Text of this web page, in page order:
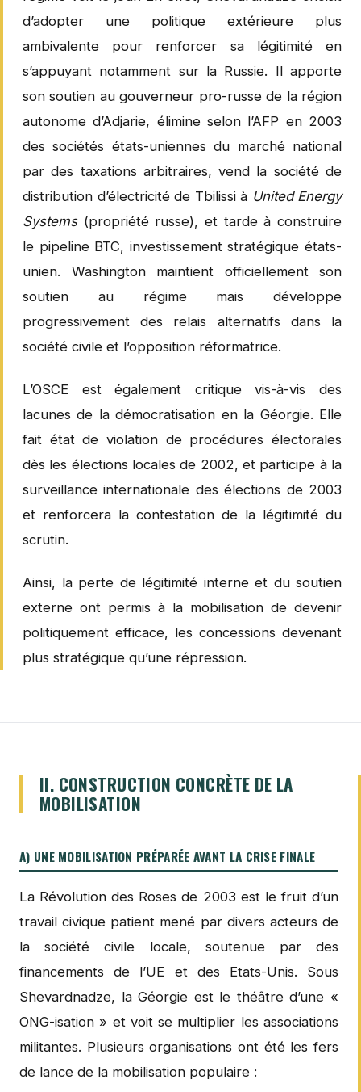
d’adopter une politique extérieure plus
ambivalente pour renforcer sa légitimité en
s’appuyant notamment sur la Russie. Il apporte
son soutien au gouverneur pro-russe de la région
autonome d’Adjarie, élimine selon l’AFP en 2003
des sociétés états-uniennes du marché national
par des taxations arbitraires, vend la société de
distribution d’électricité de Tbilissi à United Energy
Systems(propriété russe), et tarde à construire
le pipeline BTC, investissement stratégique états-
unien. Washington maintient officiellement son
soutien au régime mais développe
progressivement des relais alternatifs dans la
société civile et l’opposition réformatrice.
L’OSCE est également critique vis-à-vis des
lacunes de la démocratisation en la Géorgie. Elle
fait état de violation de procédures électorales
dès les élections locales de 2002, et participe à la
surveillance internationale des élections de 2003
et renforcera la contestation de la légitimité du
scrutin.
Ainsi, la perte de légitimité interne et du soutien
externe ont permis à la mobilisation de devenir
politiquement efficace, les concessions devenant
plus stratégique qu’une répression.
II. CONSTRUCTION CONCRÈTE DE LA
MOBILISATION
A) UNE MOBILISATION PRÉPARÉE AVANT LA CRISE FINALE
La Révolution des Roses de 2003 est le fruit d’un
travail civique patient mené par divers acteurs de
la société civile locale, soutenue par des
financements de l’UE et des Etats-Unis. Sous
Shevardnadze, la Géorgie est le théâtre d’une «
ONG-isation » et voit se multiplier les associations
militantes. Plusieurs organisations ont été les fers
de lance de la mobilisation populaire :